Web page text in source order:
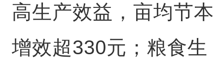
高生产效益，亩均节本
增效超330元；粮食生